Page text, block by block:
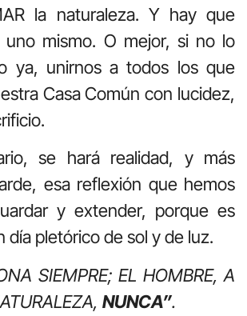
la naturaleza. Y hay que
uno mismo. O mejor, si no lo
ya, unirnos a todos los que
Casa Común con lucidez,
se hará realidad, y más
esa reflexión que hemos
y extender, porque es
día pletórico de sol y de luz.
SIEMPRE; EL HOMBRE, A
NUNCA”.